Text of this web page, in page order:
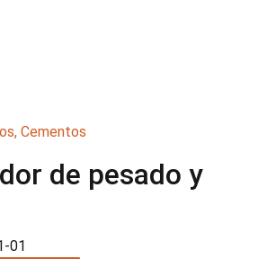
, Cementos
de pesado y
01